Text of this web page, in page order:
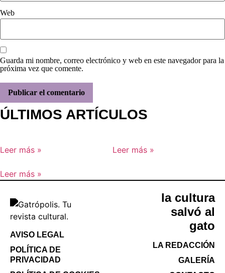
Web
Guarda mi nombre, correo electrónico y web en este navegador para la
próxima vez que comente.
ÚLTIMOS ARTÍCULOS
Leer más » Leer más »
Leer más »
AVISO LEGAL
POLÍTICA DE
PRIVACIDAD
la cultura
salvó al
gato
LA REDACCIÓN
GALERÍA